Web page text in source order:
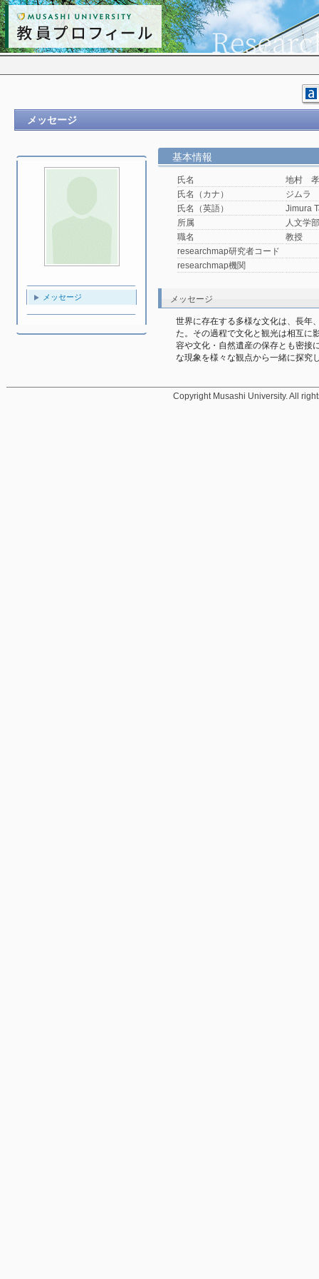
メッセージ
メッセージ
基本情報
氏名
地村
氏名（カナ）
ジムラ
氏名（英語）
Jimura
所属
人文学
職名
教授
researchmap研究者コード
researchmap機関
メッセージ
世界に存在する多様な文化は、長年
た。その過程で文化と観光は相互に
容や文化・自然遺産の保存とも密接
な現象を様々な観点から一緒に探究